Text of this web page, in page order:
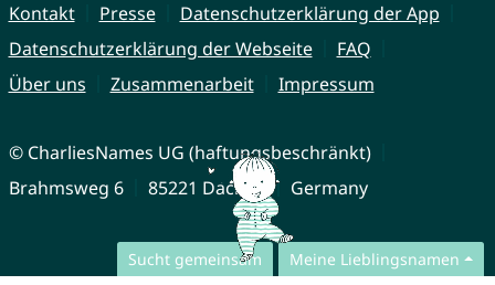
Sucht gemeinsam Meine Lieblingsnamen
Kontakt Presse
Datenschutzerklärung der App
Datenschutzerklärung der Webseite
FAQ
Über uns
Zusammenarbeit Impressum
© CharliesNames UG (haftungsbeschränkt)
Brahmsweg 6
85221 Dachau Germany